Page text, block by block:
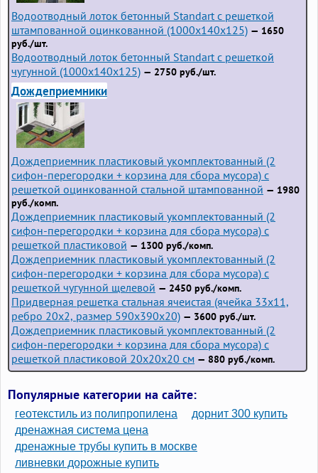
Водоотводный лоток бетонный Standart с решеткой
штампованной оцинкованной (1000x140x125) — 1650
руб./шт.
Водоотводный лоток бетонный Standart с решеткой
чугунной (1000x140x125) — 2750 руб./шт.
Дождеприемники
Дождеприемник пластиковый укомплектованный (2
сифон-перегородки + корзина для сбора мусора) с
решеткой оцинкованной стальной штампованной — 1980
руб./комп.
Дождеприемник пластиковый укомплектованный (2
сифон-перегородки + корзина для сбора мусора) с
решеткой пластиковой — 1300 руб./комп.
Дождеприемник пластиковый укомплектованный (2
сифон-перегородки + корзина для сбора мусора) с
решеткой чугунной щелевой — 2450 руб./комп.
Придверная решетка стальная ячеистая (ячейка 33x11,
ребро 20x2, размер 590x390x20) — 3600 руб./шт.
Дождеприемник пластиковый укомплектованный (2
сифон-перегородки + корзина для сбора мусора) с
решеткой пластиковой 20х20х20 см — 880 руб./комп.
Популярные категории на сайте:
геотекстиль из полипропилена
дорнит 300 купить
дренажная система цена
дренажные трубы купить в москве
ливневки дорожные купить